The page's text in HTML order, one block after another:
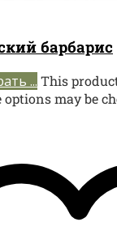
барбарис
... This
may be